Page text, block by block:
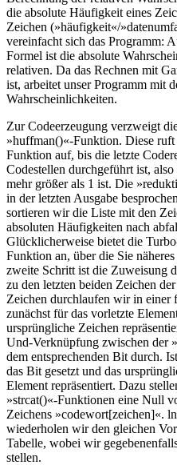
die absolute Häufigkeit eines
Zeichen (»häufigkeit«/
vereinfacht sich das Programm:
Formel ist die absolute
relativen. Da das Rechnen mit
ist, arbeitet unser Programm mit
Wahrscheinlichkeiten.
Zur Codeerzeugung verzweigt
»huffman()«-Funktion. Diese
Funktion auf, bis die letzte
Codestellen durchgeführt ist,
mehr größer als 1 ist. Die
in der letzten Ausgabe
sortieren wir die Liste mit den
absoluten Häufigkeiten nach
Glücklicherweise bietet die
Funktion an, über die Sie
zweite Schritt ist die Zuweisung
zu den letzten beiden Zeichen
Zeichen durchlaufen wir in einer
zunächst für das vorletzte
ursprüngliche Zeichen
Und-Verknüpfung zwischen der
dem entsprechenden Bit durch.
das Bit gesetzt und das
Element repräsentiert. Dazu
»strcat()«-Funktionen eine Null
Zeichens »codewort[zeichen]«.
wiederholen wir den gleichen
Tabelle, wobei wir
stellen.